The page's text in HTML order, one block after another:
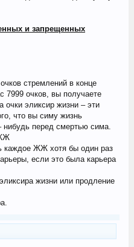
и запрещенных
стремлений в конце
7999 очков, вы получаете
очки эликсир жизни – эти
что вы симу жизнь
нибудь перед смертью сима.
каждое ЖЖ хотя бы один раз
если это была карьера
жизни или продление